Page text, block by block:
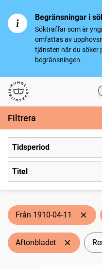
Begränsningar i
Sökträffar som är
omfattas av
tjänsten när du söker
begränsningen.
Svenska tidningar
Filtrera
Tidsperiod
Titel
Från 1910-04-11
Aftonbladet